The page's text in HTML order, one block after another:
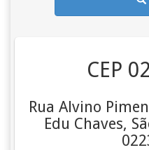
CEP
Rua Alvino
Edu Chaves,